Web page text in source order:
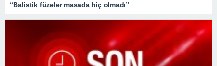
“Balistik füzeler masada hiç olmadı”